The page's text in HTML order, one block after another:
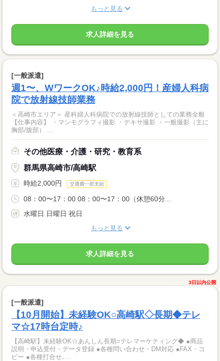
もっと見る
求人詳細を見る
[一般派遣]
週1〜、WワークOK♪時給2,000円！産婦人科病
院で放射線技師業務
＜高崎市エリア＞ 産科婦人科病院での放射線技師としての業務全般
【仕事内容】 ・マンモグラフィ撮影 ・デキサ撮影 ・一般撮影（主に
胸部/腹部） ...
その他医療・介護・研究・教育系
群馬県高崎市/高崎駅
時給2,000円 交通費一部支給
08：00〜17：00 08：00〜17：00（休憩60分...
水曜日 日曜日 祝日
もっと見る
求人詳細を見る
3日以内公開
[一般派遣]
【10月開始】未経験OK○高崎駅◇長期◆テレ
マ☆17時台定時♪
【高崎駅】未経験OK☆あんしん長期○テレマーケティング◆ ●商品
説明・申込受付・データ登録 ●各種問い合わせ・DM対応 ●FAX・コ
ピー ●各種打合せ､...